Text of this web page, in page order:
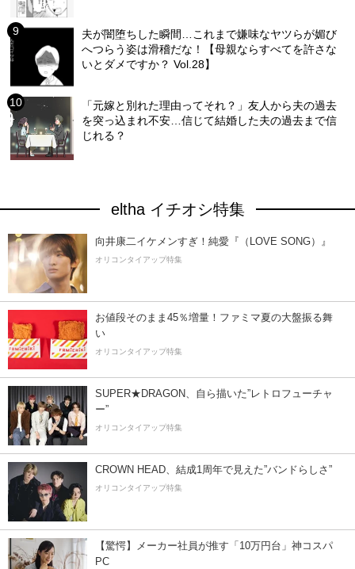
夫が闇堕ちした瞬間…これまで嫌味なヤツらが媚び
へつらう姿は滑稽だな！【母親ならすべてを許さな
いとダメですか？ Vol.28】
「元嫁と別れた理由ってそれ？」友人から夫の過去
を突っ込まれ不安…信じて結婚した夫の過去まで信
じれる？
eltha イチオシ特集
向井康二イケメンすぎ！純愛『（LOVE SONG）』
オリコンタイアップ特集
お値段そのまま45％増量！ファミマ夏の大盤振る舞
い
オリコンタイアップ特集
SUPER★DRAGON、自ら描いた”レトロフューチャ
ー”
オリコンタイアップ特集
CROWN HEAD、結成1周年で見えた”バンドらしさ”
オリコンタイアップ特集
【驚愕】メーカー社員が推す「10万円台」神コスパ
PC